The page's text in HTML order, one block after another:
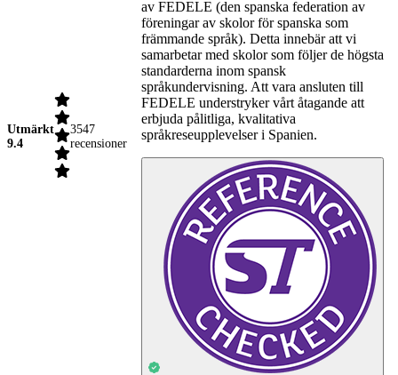
Utmärkt
9.4
3547
recensioner
av FEDELE (den spanska federation av
föreningar av skolor för spanska som
främmande språk). Detta innebär att vi
samarbetar med skolor som följer de högsta
standarderna inom spansk
språkundervisning. Att vara ansluten till
FEDELE understryker vårt åtagande att
erbjuda pålitliga, kvalitativa
språkreseupplevelser i Spanien.